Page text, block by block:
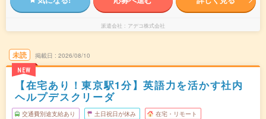
派遣会社 アデコ株式会社
未読
NEW
掲載日 2026/08/10
【在宅あり！東京駅1分】英語力を活かす社内
ヘルプデスクリーダ
交通費別途支給あり 土日祝日が休み 在宅・リモート